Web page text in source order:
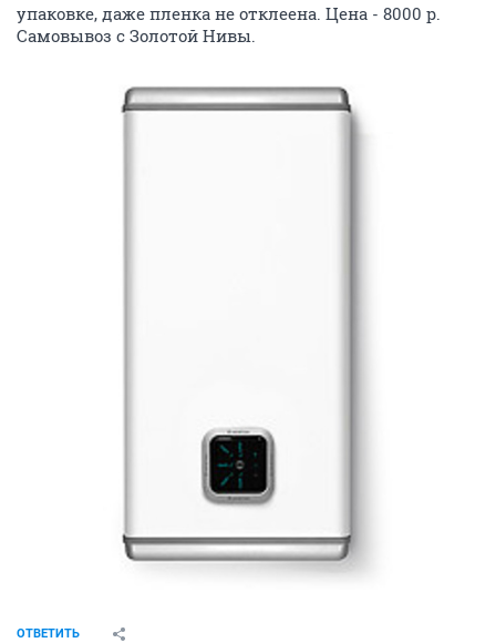
упаковке, даже пленка не отклеена. Цена - 8000 р.
Самовывоз с Золотой Нивы.
ОТВЕТИТЬ